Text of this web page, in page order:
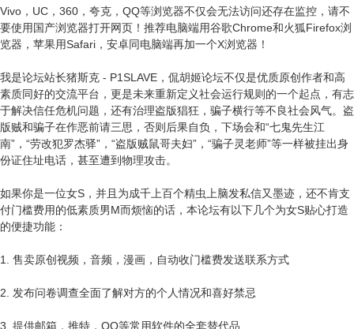
Vivo，UC，360，夸克，QQ等浏览器不仅会无法访问还存在监控，请不
要使用国产浏览器打开网页！推荐电脑端用谷歌Chrome和火狐Firefox浏
览器，苹果用Safari，安卓同电脑端再加一个X浏览器！
我是论坛站长猪斯克 - P1SLAVE，侃胡姬论坛不仅是优质原创作者和高
素质同好的交流平台，更是未来重新定义社会运行规则的一个起点，有志
于解决信任危机问题，还有治理盗版猖狂，骗子横行等不良社会风气。盗
版贼和骗子在作恶前请三思，否则后果自负，下场会和“七鬼先生江
南”，“劳改犯罗杰驿”，“盗版贼鼠哥夫妇”，“骗子灵老师”等一样被挂出身
份证住址电话，甚至遭到物理攻击。
如果你是一位女S，并且为成千上百个精虫上脑发私信又墨迹，还不肯支
付门槛费用的低素质男M而烦恼的话，本论坛有以下几个为女S贴心打造
的便捷功能：
1. 售卖原创视频，音频，漫画，自动收门槛费发送联系方式
2. 发布问卷调查全面了解对方的个人情况和喜好禁忌
3. 提供邮箱，推特，QQ等常用软件的全套替代品